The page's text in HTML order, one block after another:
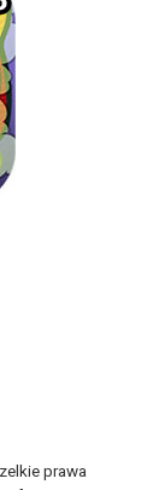
prawa